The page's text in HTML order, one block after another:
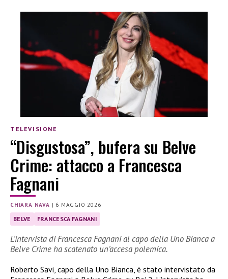
TELEVISIONE
“Disgustosa”, bufera su Belve
Crime: attacco a Francesca
Fagnani
CHIARA NAVA | 6 MAGGIO 2026
BELVE FRANCESCA FAGNANI
L’intervista di Francesca Fagnani al capo della Uno Bianca a
Belve Crime ha scatenato un’accesa polemica.
Roberto Savi, capo della Uno Bianca, è stato intervistato da